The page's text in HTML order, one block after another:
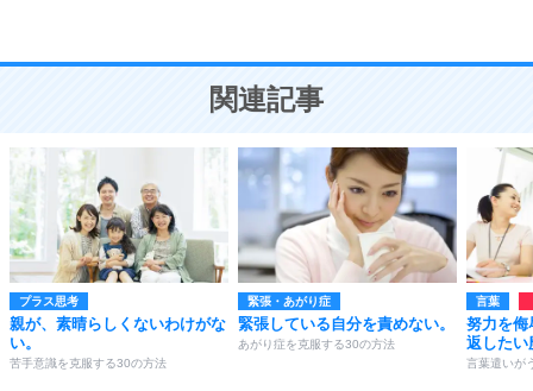
ことが大切。
関連記事
プラス思考
親が、素晴らしくないわけがな
い。
苦手意識を克服する30の方法
緊張・あがり症
緊張している自分を責めない。
あがり症を克服する30の方法
言葉
努力を侮
返したい
言葉遣いが